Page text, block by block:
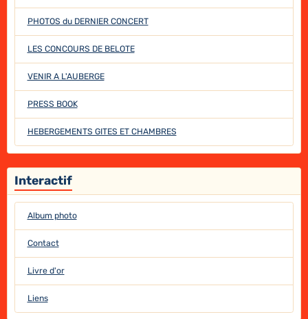
PHOTOS du DERNIER CONCERT
LES CONCOURS DE BELOTE
VENIR A L'AUBERGE
PRESS BOOK
HEBERGEMENTS GITES ET CHAMBRES
Interactif
Album photo
Contact
Livre d'or
Liens